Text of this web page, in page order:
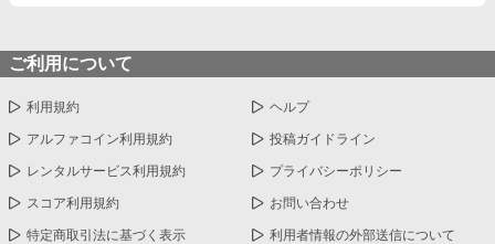
ご利用について
利用規約 ヘルプ
アルファコイン利用規約 投稿ガイドライン
レンタルサービス利用規約 プライバシーポリシー
スコア利用規約 お問い合わせ
特定商取引法に基づく表示 利用者情報の外部送信について